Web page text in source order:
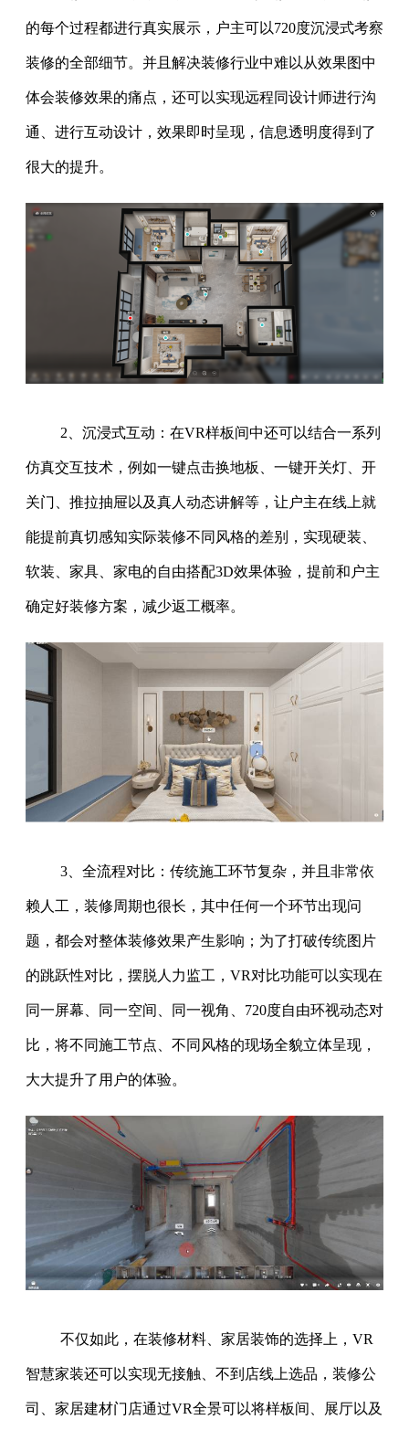
的每个过程都进行真实展示，户主可以720度沉浸式考察
装修的全部细节。并且解决装修行业中难以从效果图中
体会装修效果的痛点，还可以实现远程同设计师进行沟
通、进行互动设计，效果即时呈现，信息透明度得到了
很大的提升。
2、沉浸式互动：在VR样板间中还可以结合一系列
仿真交互技术，例如一键点击换地板、一键开关灯、开
关门、推拉抽屉以及真人动态讲解等，让户主在线上就
能提前真切感知实际装修不同风格的差别，实现硬装、
软装、家具、家电的自由搭配3D效果体验，提前和户主
确定好装修方案，减少返工概率。
3、全流程对比：传统施工环节复杂，并且非常依
赖人工，装修周期也很长，其中任何一个环节出现问
题，都会对整体装修效果产生影响；为了打破传统图片
的跳跃性对比，摆脱人力监工，VR对比功能可以实现在
同一屏幕、同一空间、同一视角、720度自由环视动态对
比，将不同施工节点、不同风格的现场全貌立体呈现，
大大提升了用户的体验。
不仅如此，在装修材料、家居装饰的选择上，VR
智慧家装还可以实现无接触、不到店线上选品，装修公
司、家居建材门店通过VR全景可以将样板间、展厅以及